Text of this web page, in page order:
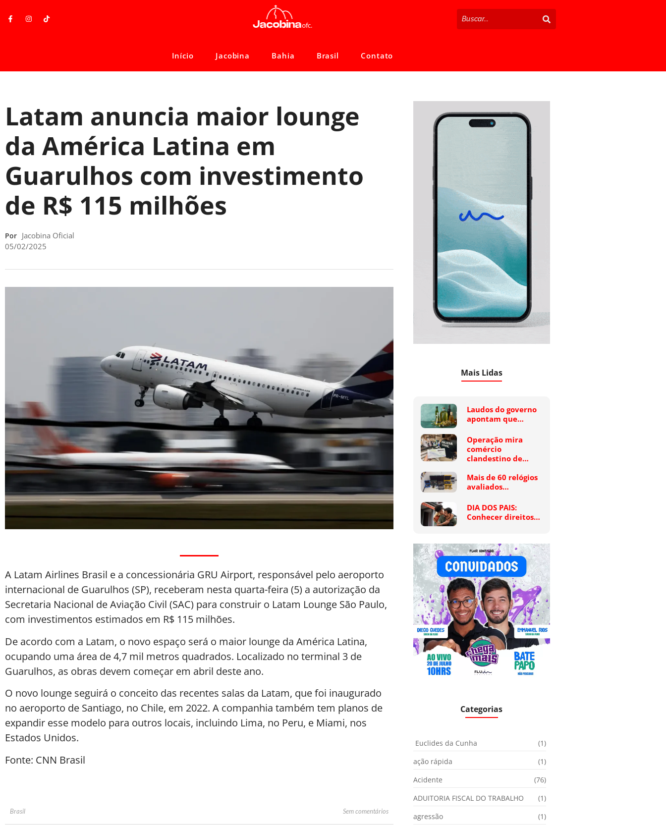
Início Jacobina Bahia Brasil Contato
Latam anuncia maior lounge
da América Latina em
Guarulhos com investimento
de R$ 115 milhões
Por Jacobina Oficial
05/02/2025
A Latam Airlines Brasil e a concessionária GRU Airport, responsável pelo aeroporto
internacional de Guarulhos (SP), receberam nesta quarta-feira (5) a autorização da
Secretaria Nacional de Aviação Civil (SAC) para construir o Latam Lounge São Paulo,
com investimentos estimados em R$ 115 milhões.
De acordo com a Latam, o novo espaço será o maior lounge da América Latina,
ocupando uma área de 4,7 mil metros quadrados. Localizado no terminal 3 de
Guarulhos, as obras devem começar em abril deste ano.
O novo lounge seguirá o conceito das recentes salas da Latam, que foi inaugurado
no aeroporto de Santiago, no Chile, em 2022. A companhia também tem planos de
expandir esse modelo para outros locais, incluindo Lima, no Peru, e Miami, nos
Estados Unidos.
Fonte: CNN Brasil
Brasil Sem comentários
Mais Lidas
Laudos do governo
apontam que…
Operação mira
comércio
clandestino de…
Mais de 60 relógios
avaliados…
DIA DOS PAIS:
Conhecer direitos…
Categorias
Euclides da Cunha
(1)
ação rápida
(1)
Acidente
(76)
ADUITORIA FISCAL DO TRABALHO
(1)
agressão
(1)